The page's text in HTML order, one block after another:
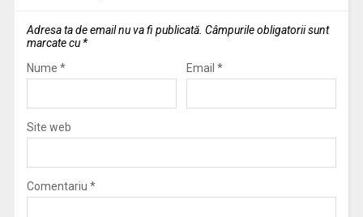
Adresa ta de email nu va fi publicată. Câmpurile obligatorii sunt
marcate cu *
Nume * Email *
Site web
Comentariu *